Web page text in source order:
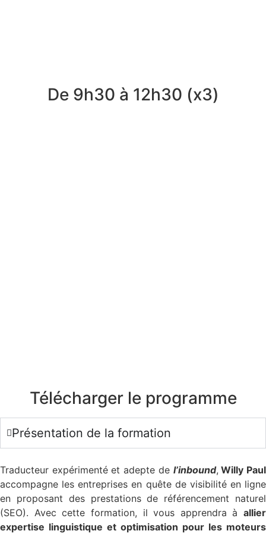
De 9h30 à 12h30 (x3)
Télécharger le programme
Présentation de la formation
Traducteur expérimenté et adepte de l’inbound, Willy Paul
accompagne les entreprises en quête de visibilité en ligne
en proposant des prestations de référencement naturel
(SEO). Avec cette formation, il vous apprendra à allier
expertise linguistique et optimisation pour les moteurs